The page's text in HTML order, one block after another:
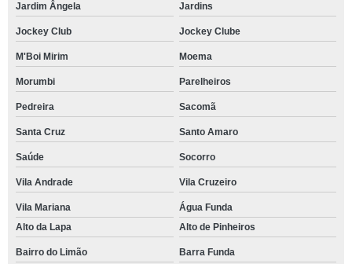
Jardim Ângela Jardins
Jockey Club Jockey Clube
M'Boi Mirim Moema
Morumbi Parelheiros
Pedreira Sacomã
Santa Cruz Santo Amaro
Saúde Socorro
Vila Andrade Vila Cruzeiro
Vila Mariana
Água Funda
Alto da Lapa
Alto de Pinheiros
Bairro do Limão Barra Funda